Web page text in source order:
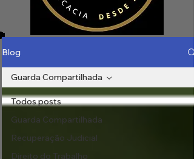
Blog
Todos posts
Guarda Compartilhada
Recuperação Judicial
Direito do Trabalho
Guarda Compartilhada